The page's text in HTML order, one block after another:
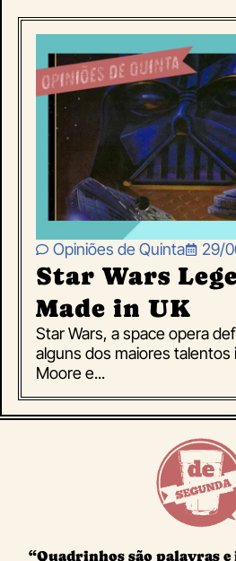
Opiniões de Quinta 29/
Star Wars
Made in UK
Star Wars, a space opera
alguns dos maiores talentos
Moore e...
“Quadrinhos são palavras e